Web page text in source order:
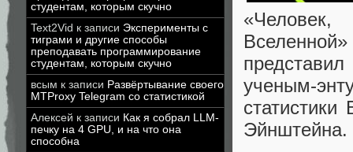
студентам, которым скучно
Text2Vid к записи Эксперименты с
тиграми и другие способы
преподавать программирование
студентам, которым скучно
всым к записи Развёртывание своего
MTProxy Telegram со статистикой
Алексей к записи Как я собрал LLM-
печку на 4 GPU, и на что она
способна
«Человек,
ученым-
Эйнштейна.